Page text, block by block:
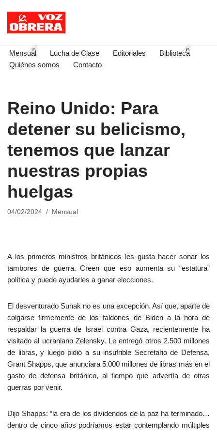
Saltar
contenido
Mensual Lucha de Clase Editoriales
Biblioteca
Quiénes somos
Contacto
Reino Unido: Para
detener su belicismo,
tenemos que lanzar
nuestras propias
huelgas
04/02/2024 Mensual
A los primeros ministros británicos les gusta hacer sonar los
tambores de guerra. Creen que eso aumenta su “estatura”
política y puede ayudarles a ganar elecciones.
El desventurado Sunak no es una excepción. Así que, aparte de
colgarse firmemente de los faldones de Biden a la hora de
respaldar la guerra de Israel contra Gaza, recientemente ha
visitado al ucraniano Zelensky. Le entregó otros 2.500 millones
de libras, y luego pidió a su insufrible Secretario de Defensa,
Grant Shapps, que anunciara 5.000 millones de libras más en el
gasto de defensa británico, al tiempo que advertía de otras
guerras por venir.
Dijo Shapps: “la era de los dividendos de la paz ha terminado…
dentro de cinco años podríamos estar contemplando múltiples